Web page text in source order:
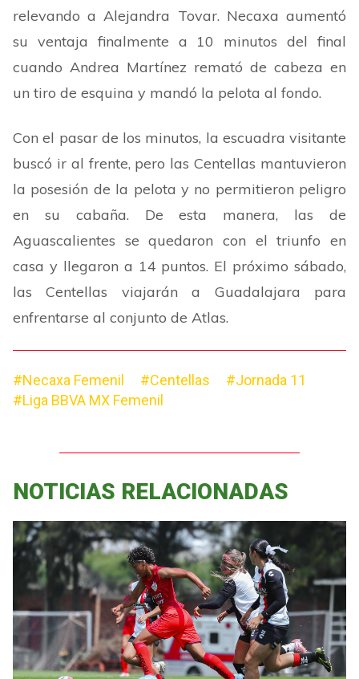
relevando a Alejandra Tovar. Necaxa aumentó
su ventaja finalmente a 10 minutos del final
cuando Andrea Martínez remató de cabeza en
un tiro de esquina y mandó la pelota al fondo.
Con el pasar de los minutos, la escuadra visitante
buscó ir al frente, pero las Centellas mantuvieron
la posesión de la pelota y no permitieron peligro
en su cabaña. De esta manera, las de
Aguascalientes se quedaron con el triunfo en
casa y llegaron a 14 puntos. El próximo sábado,
las Centellas viajarán a Guadalajara para
enfrentarse al conjunto de Atlas.
#Necaxa Femenil #Centellas
#Jornada 11
#Liga BBVA MX Femenil
NOTICIAS RELACIONADAS